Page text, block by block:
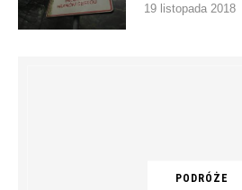
19 listopada 2018
PODRÓŻE